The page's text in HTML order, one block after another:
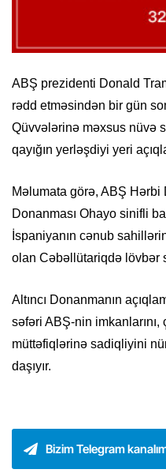
ABŞ prezidenti Donald
rədd etməsindən bir gün
Qüvvələrinə məxsus nüvə
qayığın yerləşdiyi yeri
Məlumata görə, ABŞ Hərbi
Donanması Ohayo sinifli
İspaniyanın cənub
olan Cəbəllütariqdə lövbər
Altıncı Donanmanın
səfəri ABŞ-nin
müttəfiqlərinə sadiqliyini
daşıyır.
Bizim Telegram